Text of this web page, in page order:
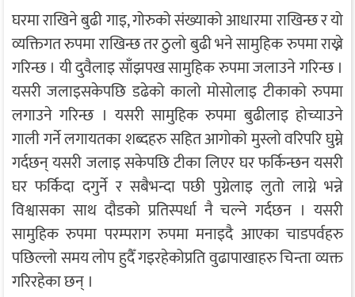
घरमा राखिने बुढी गाइ, गोरुको संख्याको आधारमा राखिन्छ र यो
व्यक्तिगत रुपमा राखिन्छ तर ठुलो बुढी भने सामुहिक रुपमा राख्ने
गरिन्छ । यी दुवैलाइ साँझपख सामुहिक रुपमा जलाउने गरिन्छ ।
यसरी जलाइसकेपछि डढेको कालो मोसोलाइ टीकाको रुपमा
लगाउने गरिन्छ । यसरी सामुहिक रुपमा बुढीलाइ होच्याउने
गाली गर्ने लगायतका शब्दहरु सहित आगोको मुस्लो वरिपरि घुम्ने
गर्दछन् यसरी जलाइ सकेपछि टीका लिएर घर फर्किन्छन यसरी
घर फर्किदा दगुर्ने र सबैभन्दा पछी पुग्नेलाइ लुतो लाग्ने भन्ने
विश्वासका साथ दाैडको प्रतिस्पर्धा नै चल्ने गर्दछन । यसरी
सामुहिक रुपमा परम्पराग रुपमा मनाइदै आएका चाडपर्वहरु
पछिल्लो समय लोप हुदैँ गइरहेकोप्रति वुढापाखाहरु चिन्ता व्यक्त
गरिरहेका छन् ।